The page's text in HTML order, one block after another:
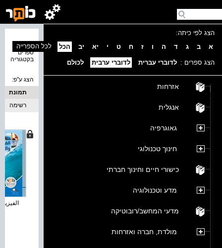
הצג לפי כיתה:
א
ב ג ד ה ו ז ח ט י יא יב הכל
הצג ספרים : לדוברי עברית לדוברי ערבית לכולם
אזרחות
אנגלית
גאוגרפיה
חינוך טכנולוגי
כישורי חיים וחינוך חברתי
מדע וטכנולוגיה
מדעי המחשב/רובוטיקה
מולדת, חברה ואזרחות
ספרים
בקטגוריה
לכל הספרייה
הצג ע''פ:
תמונת
כריכה
רשימה